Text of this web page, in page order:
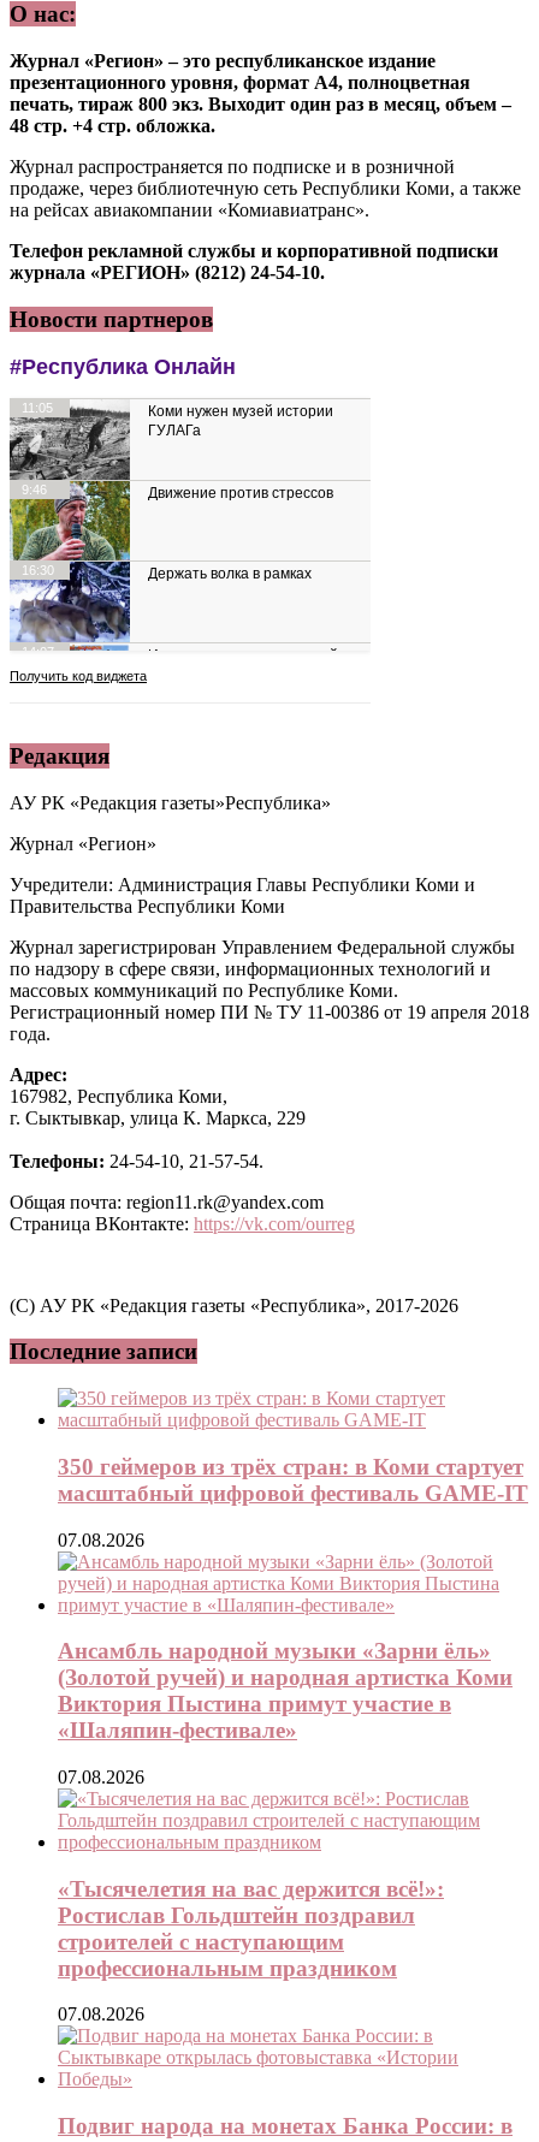
О нас:
Журнал «Регион» – это республиканское издание
презентационного уровня, формат А4, полноцветная
печать, тираж 800 экз. Выходит один раз в месяц, объем –
48 стр. +4 стр. обложка.
Журнал распространяется по подписке и в розничной
продаже, через библиотечную сеть Республики Коми, а также
на рейсах авиакомпании «Комиавиатранс».
Телефон рекламной службы и корпоративной подписки
журнала «РЕГИОН» (8212) 24-54-10.
Новости партнеров
Редакция
АУ РК «Редакция газеты»Республика»
Журнал «Регион»
Учредители: Администрация Главы Республики Коми и
Правительства Республики Коми
Журнал зарегистрирован Управлением Федеральной службы
по надзору в сфере связи, информационных технологий и
массовых коммуникаций по Республике Коми.
Регистрационный номер ПИ № ТУ 11-00386 от 19 апреля 2018
года.
Адрес:
167982, Республика Коми,
г. Сыктывкар, улица К. Маркса, 229
Телефоны: 24-54-10, 21-57-54.
Общая почта: region11.rk@yandex.com
Страница ВКонтакте: https://vk.com/ourreg
(C) АУ РК «Редакция газеты «Республика», 2017-2026
Последние записи
350 геймеров из трёх стран: в Коми стартует
масштабный цифровой фестиваль GAME-IT
07.08.2026
Ансамбль народной музыки «Зарни ёль»
(Золотой ручей) и народная артистка Коми
Виктория Пыстина примут участие в
«Шаляпин-фестивале»
07.08.2026
«Тысячелетия на вас держится всё!»:
Ростислав Гольдштейн поздравил
строителей с наступающим
профессиональным праздником
07.08.2026
Подвиг народа на монетах Банка России: в